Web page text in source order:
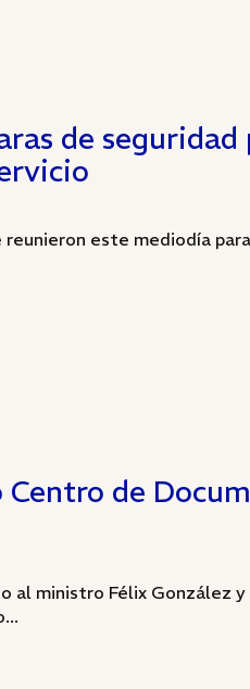
de seguridad
este mediodía
de
al ministro Félix González